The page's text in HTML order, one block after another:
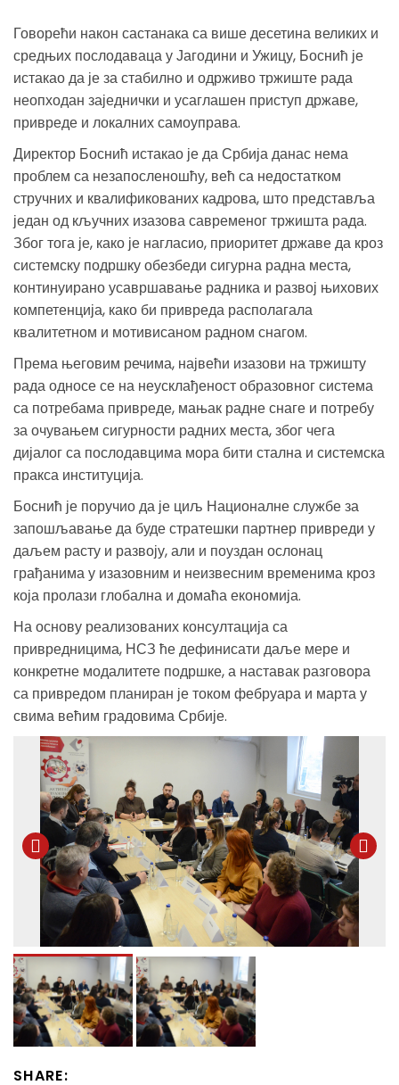
Говорећи након састанака са више десетина великих и
средњих послодаваца у Јагодини и Ужицу, Боснић је
истакао да је за стабилно и одрживо тржиште рада
неопходан заједнички и усаглашен приступ државе,
привреде и локалних самоуправа.
Директор Боснић истакао је да Србија данас нема
проблем са незапосленошћу, већ са недостатком
стручних и квалификованих кадрова, што представља
један од кључних изазова савременог тржишта рада.
Због тога је, како је нагласио, приоритет државе да кроз
системску подршку обезбеди сигурна радна места,
континуирано усавршавање радника и развој њихових
компетенција, како би привреда располагала
квалитетном и мотивисаном радном снагом.
Према његовим речима, највећи изазови на тржишту
рада односе се на неусклађеност образовног система
са потребама привреде, мањак радне снаге и потребу
за очувањем сигурности радних места, због чега
дијалог са послодавцима мора бити стална и системска
пракса институција.
Боснић је поручио да је циљ Националне службе за
запошљавање да буде стратешки партнер привреди у
даљем расту и развоју, али и поуздан ослонац
грађанима у изазовним и неизвесним временима кроз
која пролази глобална и домаћа економија.
На основу реализованих консултација са
привредницима, НСЗ ће дефинисати даље мере и
конкретне модалитете подршке, а наставак разговора
са привредом планиран је током фебруара и марта у
свима већим градовима Србије.
SHARE: